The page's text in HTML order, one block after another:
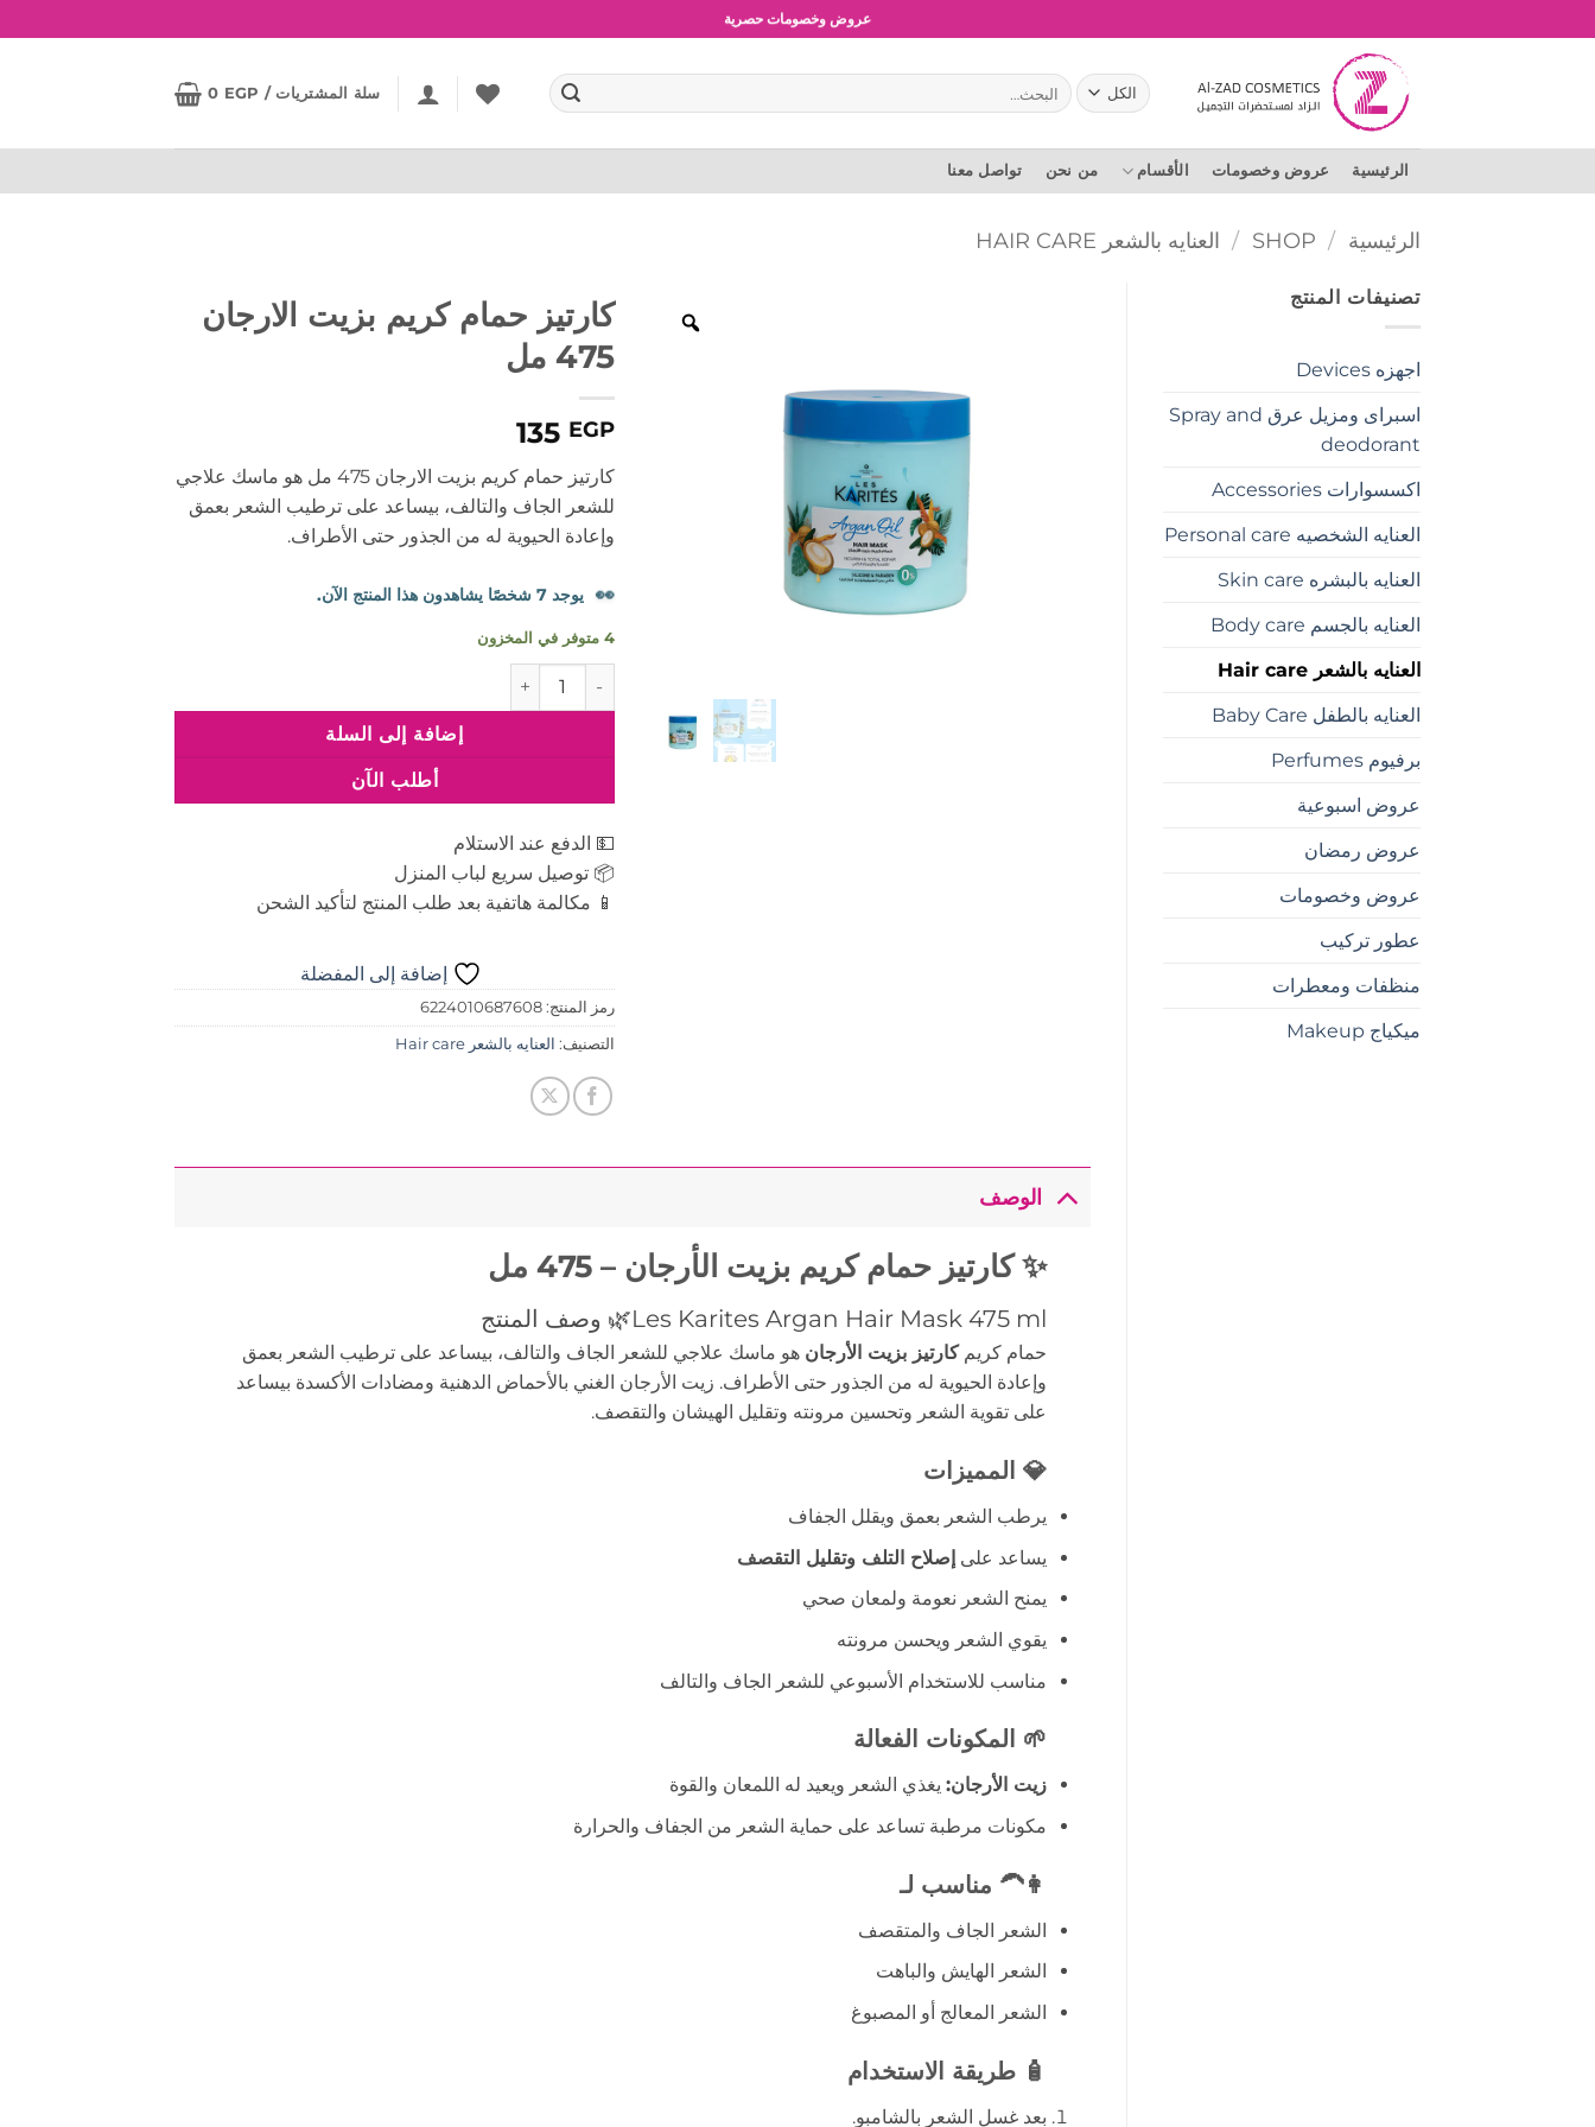
للمحتوى
شحن مجاني للطلبات بقيمة 1500 جنية أو أكثر
البحث
عن:
سلة المشتريات / 0 EGP
الرئيسية عروض وخصومات الأقسام من نحن تواصل معنا
الرئيسية /
SHOP
/ العنايه بالشعر HAIR CARE
تصنيفات المنتج
اجهزه Devices
اسبراى ومزيل عرق Spray and
deodorant
اكسسوارات Accessories
العنايه الشخصيه Personal care
العنايه بالبشره Skin care
العنايه بالجسم Body care
العنايه بالشعر Hair care
العنايه بالطفل Baby Care
برفيوم Perfumes
عروض اسبوعية
عروض رمضان
عروض وخصومات
عطور تركيب
منظفات ومعطرات
ميكياج Makeup
كارتيز حمام كريم بزيت الارجان
475 مل
135 EGP
كارتيز حمام كريم بزيت الارجان 475 مل هو ماسك علاجي
للشعر الجاف والتالف، بيساعد على ترطيب الشعر بعمق
وإعادة الحيوية له من الجذور حتى الأطراف.
👀 يوجد 7 شخصًا يشاهدون هذا المنتج الآن.
4 متوفر في المخزون
كمية كارتيز حمام كريم بزيت الارجان 475 مل
إضافة إلى السلة
أطلب الآن
💵 الدفع عند الاستلام
📦 توصيل سريع لباب المنزل
📱 مكالمة هاتفية بعد طلب المنتج لتأكيد الشحن
إضافة إلى المفضلة
رمز المنتج:6224010687608
التصنيف: العنايه بالشعر Hair care
الوصف
✨ كارتيز حمام كريم بزيت الأرجان – 475 مل
Les Karites Argan Hair Mask 475 ml🌿 وصف المنتج
حمام كريمكارتيز بزيت الأرجان هو ماسك علاجي للشعر الجاف والتالف، بيساعد على ترطيب الشعر بعمق
وإعادة الحيوية له من الجذور حتى الأطراف. زيت الأرجان الغني بالأحماض الدهنية ومضادات الأكسدة بيساعد
على تقوية الشعر وتحسين مرونته وتقليل الهيشان والتقصف.
💎 المميزات
يرطب الشعر بعمق ويقلل الجفاف
يساعد على إصلاح التلف وتقليل التقصف
يمنح الشعر نعومة ولمعان صحي
يقوي الشعر ويحسن مرونته
مناسب للاستخدام الأسبوعي للشعر الجاف والتالف
🌱 المكونات الفعالة
زيت الأرجان: يغذي الشعر ويعيد له اللمعان والقوة
مكونات مرطبة تساعد على حماية الشعر من الجفاف والحرارة
👩‍🦱 مناسب لـ
الشعر الجاف والمتقصف
الشعر الهايش والباهت
الشعر المعالج أو المصبوغ
🧴 طريقة الاستخدام
بعد غسل الشعر بالشامبو.